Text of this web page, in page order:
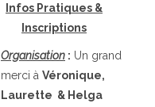
Infos Pratiques &
Inscriptions
Organisation : Un grand
merci à Véronique,
Laurette & Helga